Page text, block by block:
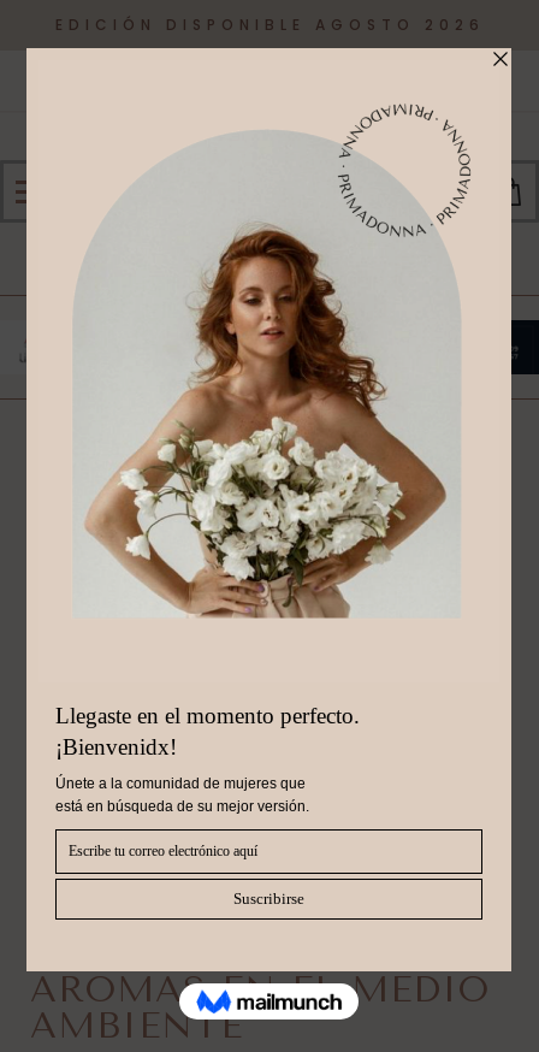
EDICIÓN DISPONIBLE AGOSTO 2026
Octubre 7, 2024
PERFUMES
SOSTENIBLES: EL
AROMAS EN EL MEDIO
AMBIENTE